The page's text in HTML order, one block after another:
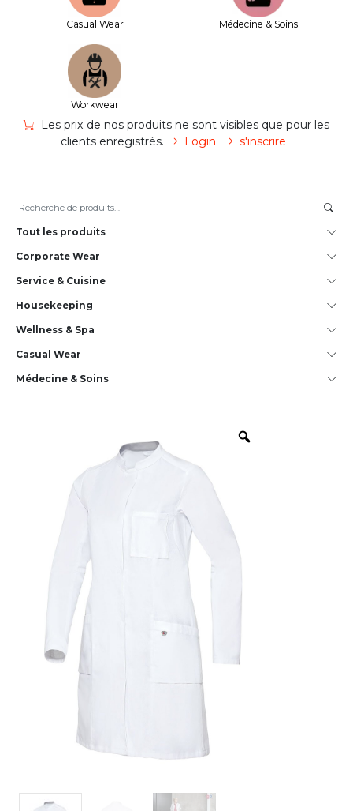
Casual Wear Médecine & Soins
Workwear
Les prix de nos produits ne sont visibles que pour les
clients enregistrés.
Login s'inscrire
Tout les produits
Corporate Wear
Service & Cuisine
House­keeping
Wellness & Spa
Casual Wear
Médecine & Soins